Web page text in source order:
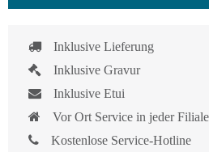
Inklusive Lieferung
Inklusive Gravur
Inklusive Etui
Vor Ort Service in jeder Filiale
Kostenlose Service-Hotline